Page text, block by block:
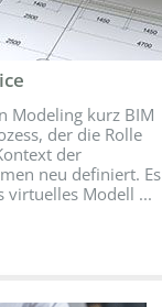
Modeling kurz BIM
der die Rolle
der
neu definiert. Es
virtuelles Modell ...